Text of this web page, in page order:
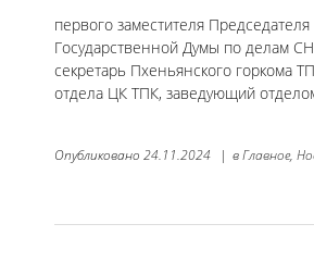
первого заместителя
Государственной Думы по делам
секретарь Пхеньянского горкома
отдела ЦК ТПК, заведующий
Опубликовано 24.11.2024 | вГлавное,